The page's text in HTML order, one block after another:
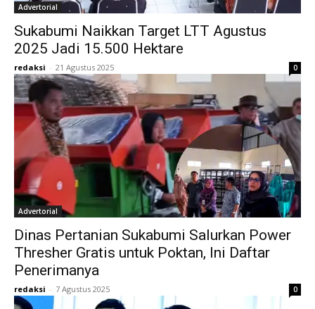
Advertorial
Sukabumi Naikkan Target LTT Agustus
2025 Jadi 15.500 Hektare
redaksi - 21 Agustus 2025 0
Advertorial
Dinas Pertanian Sukabumi Salurkan Power
Thresher Gratis untuk Poktan, Ini Daftar
Penerimanya
redaksi - 7 Agustus 2025 0